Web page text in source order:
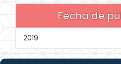
Fecha de
2019